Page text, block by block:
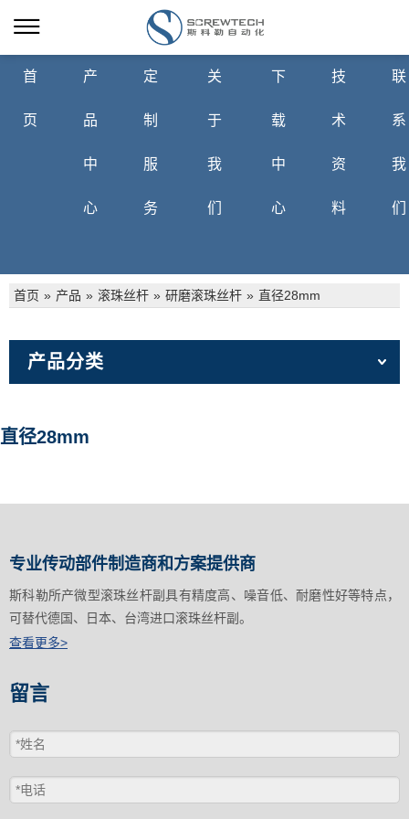
首
页
产
品
中
心
定
制
服
务
关
于
我
们
下
载
中
心
技
术
资
料
联
系
我
们
首页 » 产品 » 滚珠丝杆 » 研磨滚珠丝杆 » 直径28mm
产品分类
直径28mm
专业传动部件制造商和方案提供商
斯科勒所产微型滚珠丝杆副具有精度高、噪音低、耐磨性好等特点，
可替代德国、日本、台湾进口滚珠丝杆副。
查看更多>
留言